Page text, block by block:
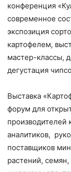
конференция
современное
экспозиция
картофелем,
мастер-классы,
дегустация
Выставка
форум для
производителей
аналитиков,
поставщиков
растений,